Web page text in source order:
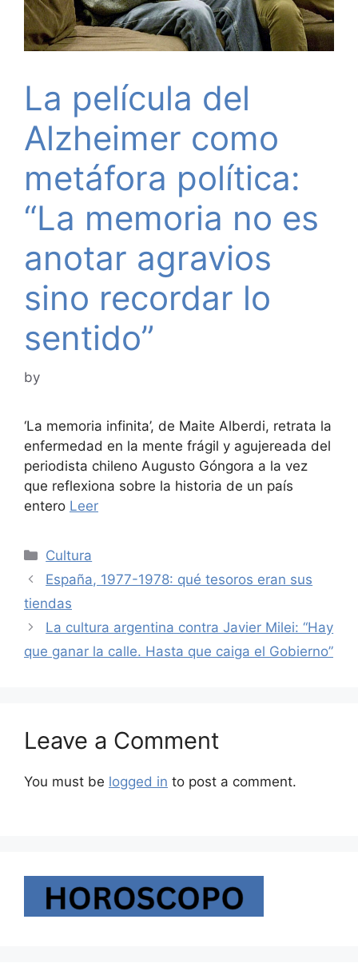
La película del
Alzheimer como
metáfora política:
“La memoria no es
anotar agravios
sino recordar lo
sentido”
by
‘La memoria infinita’, de Maite Alberdi, retrata la
enfermedad en la mente frágil y agujereada del
periodista chileno Augusto Góngora a la vez
que reflexiona sobre la historia de un país
entero Leer
Categories
Cultura
España, 1977-1978: qué tesoros eran sus
tiendas
La cultura argentina contra Javier Milei: “Hay
que ganar la calle. Hasta que caiga el Gobierno”
Leave a Comment
You must be logged in to post a comment.